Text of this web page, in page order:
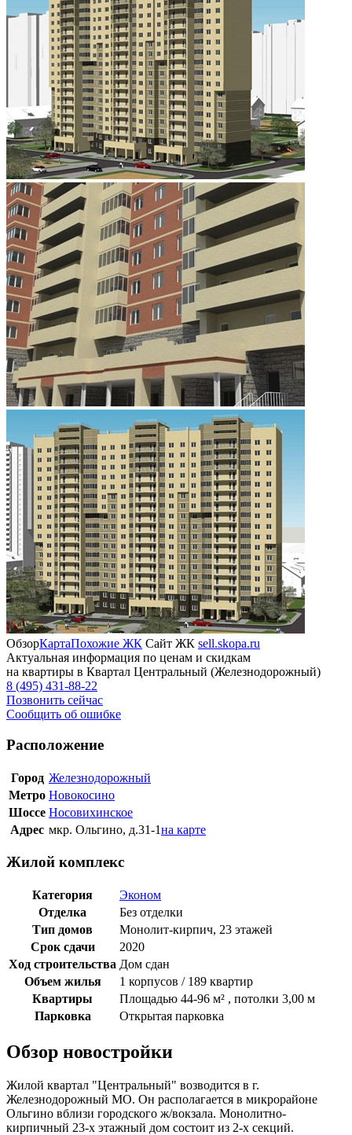
ОбзорКартаПохожие ЖК Сайт ЖК sell.skopa.ru
Актуальная информация по ценам и скидкам
на квартиры в Квартал Центральный (Железнодорожный)
8 (495) 431-88-22
Позвонить сейчас
Сообщить об ошибке
Расположение
Город Железнодорожный
Метро Новокосино
Шоссе Носовихинское
Адрес мкр. Ольгино, д.31-1на карте
Жилой комплекс
Категория
Эконом
Отделка
Без отделки
Тип домов
Монолит-кирпич, 23 этажей
Срок сдачи
2020
Ход строительства Дом сдан
Объем жилья
1 корпусов / 189 квартир
Квартиры
Площадью 44-96 м² , потолки 3,00 м
Парковка
Открытая парковка
Обзор новостройки
Жилой квартал "Центральный" возводится в г.
Железнодорожный МО. Он располагается в микрорайоне
Ольгино вблизи городского ж/вокзала. Монолитно-
кирпичный 23-х этажный дом состоит из 2-х секций.